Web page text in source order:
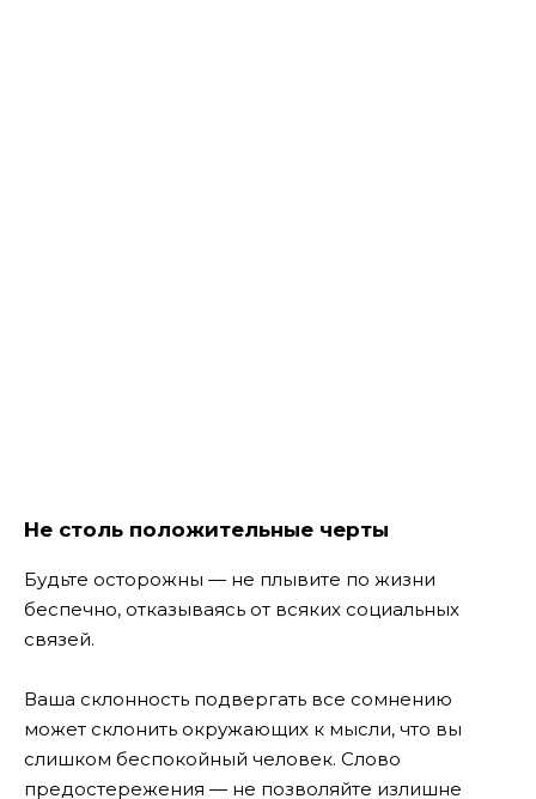
Не столь положительные черты
Будьте осторожны — не плывите по жизни
беспечно, отказываясь от всяких социальных
связей.
Ваша склонность подвергать все сомнению
может склонить окружающих к мысли, что вы
слишком беспокойный человек. Слово
предостережения — не позволяйте излишне